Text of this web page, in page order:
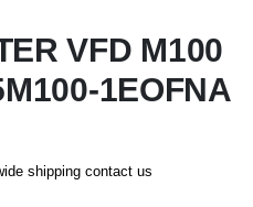
VFD M100
1EOFNA
shipping contact us